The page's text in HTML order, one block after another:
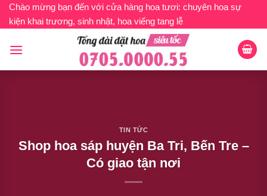
Bỏ
qua
dung
Chào mừng bạn đến với cửa hàng hoa tươi: chuyên hoa sự
kiện khai trương, sinh nhật, hoa viếng tang lễ
TIN TỨC
Shop hoa sáp huyện Ba Tri, Bến Tre –
Có giao tận nơi